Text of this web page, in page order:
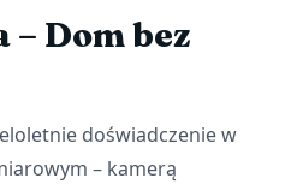
Dom bez
doświadczenie w
– kamerą